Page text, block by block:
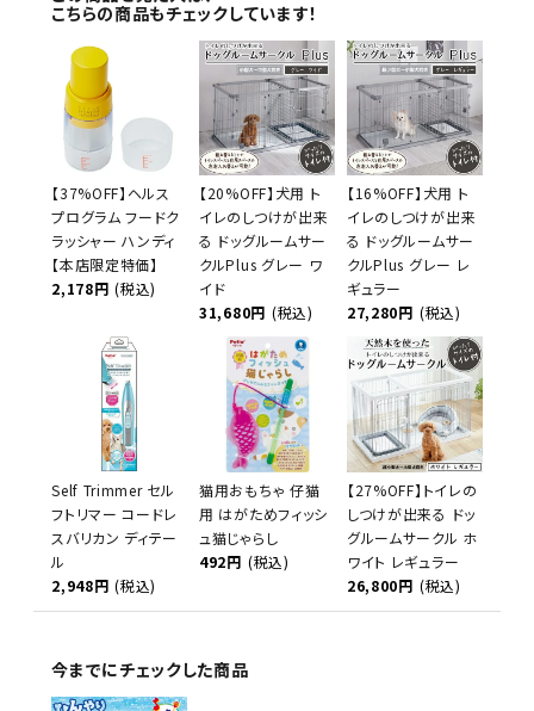
こちらの商品もチェックしています！
【37%OFF】ヘルス
プログラム フードク
ラッシャー ハンディ
【本店限定特価】
2,178円 (税込)
【20%OFF】犬用 ト
イレのしつけが出来
る ドッグルームサー
クルPlus グレー ワ
イド
31,680円 (税込)
【16%OFF】犬用 ト
イレのしつけが出来
る ドッグルームサー
クルPlus グレー レ
ギュラー
27,280円 (税込)
Self Trimmer セル
フトリマー コードレ
スバリカン ディテー
ル
2,948円 (税込)
猫用おもちゃ 仔猫
用 はがためフィッシ
ュ猫じゃらし
492円 (税込)
【27%OFF】トイレの
しつけが出来る ドッ
グルームサークル ホ
ワイト レギュラー
26,800円 (税込)
今までにチェックした商品